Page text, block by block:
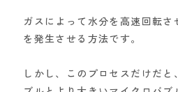
ガスによって水分を高速回転
を発生させる方法です。
しかし、このプロセスだけだ